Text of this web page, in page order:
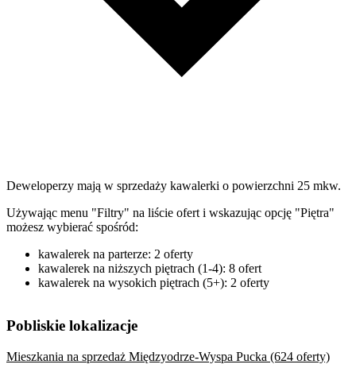
Deweloperzy mają w sprzedaży kawalerki o powierzchni 25 mkw.
Używając menu "Filtry" na liście ofert i wskazując opcję "Piętra"
możesz wybierać spośród:
kawalerek na parterze: 2 oferty
kawalerek na niższych piętrach (1-4): 8 ofert
kawalerek na wysokich piętrach (5+): 2 oferty
Pobliskie lokalizacje
Mieszkania na sprzedaż Międzyodrze-Wyspa Pucka (624 oferty)